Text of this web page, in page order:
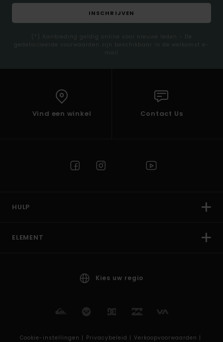
INSCHRIJVEN
(*) Aanbieding geldig online voor nieuwe leden - De
gedetailleerde voorwaarden zijn beschikbaar in de welkomst e-
mail
Vind een winkel Contact Us
HULP
ELEMENT
Kies uw regio
Cookie-instellingen | Privacybeleid | Verkoopvoorwaarden |